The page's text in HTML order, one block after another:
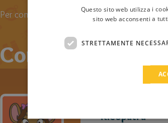
Per commentare devi effettuare il login
Commenti
Kleopatra
Questo sito web utilizza i
sito web acconsenti a
STRETTAMENTE